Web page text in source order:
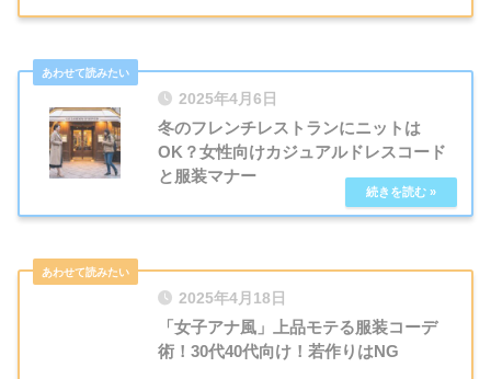
2025年4月6日
冬のフレンチレストランにニットは
OK？女性向けカジュアルドレスコード
と服装マナー
2025年4月18日
「女子アナ風」上品モテる服装コーデ
術！30代40代向け！若作りはNG